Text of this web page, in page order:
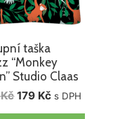
taška
“Monkey
Studio Claas
Kč 179 Kč s DPH